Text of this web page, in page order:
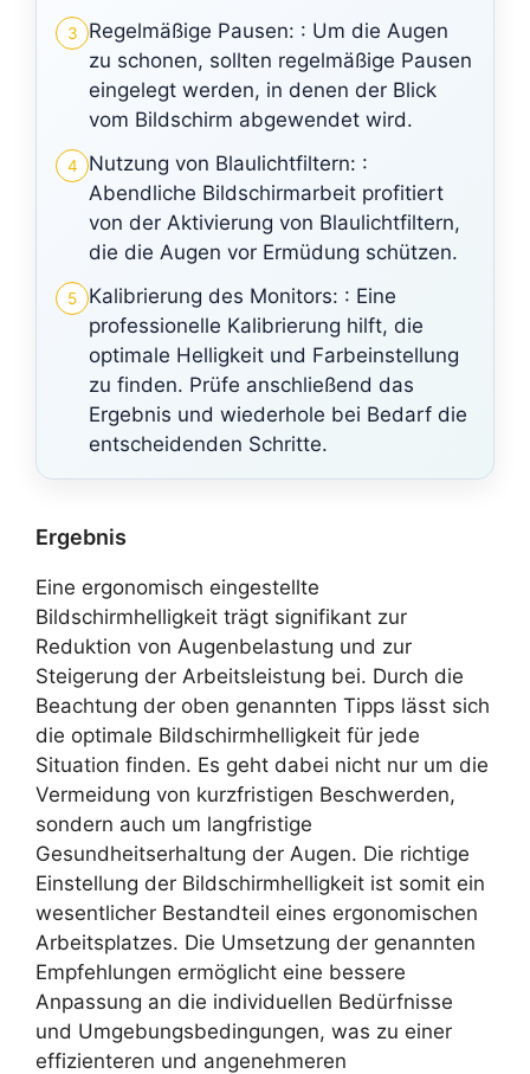
3
Regelmäßige Pausen: : Um die Augen
zu schonen, sollten regelmäßige Pausen
eingelegt werden, in denen der Blick
vom Bildschirm abgewendet wird.
4
Nutzung von Blaulichtfiltern: :
Abendliche Bildschirmarbeit profitiert
von der Aktivierung von Blaulichtfiltern,
die die Augen vor Ermüdung schützen.
5
Kalibrierung des Monitors: : Eine
professionelle Kalibrierung hilft, die
optimale Helligkeit und Farbeinstellung
zu finden. Prüfe anschließend das
Ergebnis und wiederhole bei Bedarf die
entscheidenden Schritte.
Ergebnis
Eine ergonomisch eingestellte
Bildschirmhelligkeit trägt signifikant zur
Reduktion von Augenbelastung und zur
Steigerung der Arbeitsleistung bei. Durch die
Beachtung der oben genannten Tipps lässt sich
die optimale Bildschirmhelligkeit für jede
Situation finden. Es geht dabei nicht nur um die
Vermeidung von kurzfristigen Beschwerden,
sondern auch um langfristige
Gesundheitserhaltung der Augen. Die richtige
Einstellung der Bildschirmhelligkeit ist somit ein
wesentlicher Bestandteil eines ergonomischen
Arbeitsplatzes. Die Umsetzung der genannten
Empfehlungen ermöglicht eine bessere
Anpassung an die individuellen Bedürfnisse
und Umgebungsbedingungen, was zu einer
effizienteren und angenehmeren